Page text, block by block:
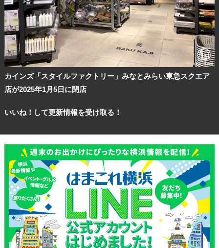
カインズ「スタイルファクトリー」みなとみらい東急スクエア
店が2025年1月5日に閉店
いいね！して更新情報を受け取る！